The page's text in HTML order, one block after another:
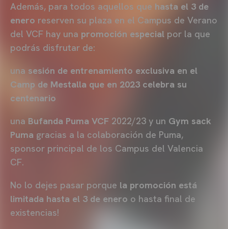
Además, para todos aquellos que hasta el 3 de
enero reserven su plaza en el Campus de Verano
del VCF hay una promoción especial por la que
podrás disfrutar de:
una sesión de entrenamiento exclusiva en el
Camp de Mestalla que en 2023 celebra su
centenario
una Bufanda Puma VCF 2022/23 y un Gym sack
Puma gracias a la colaboración de Puma,
sponsor principal de los Campus del Valencia
CF.
No lo dejes pasar porque la promoción está
limitada hasta el 3 de enero o hasta final de
existencias!